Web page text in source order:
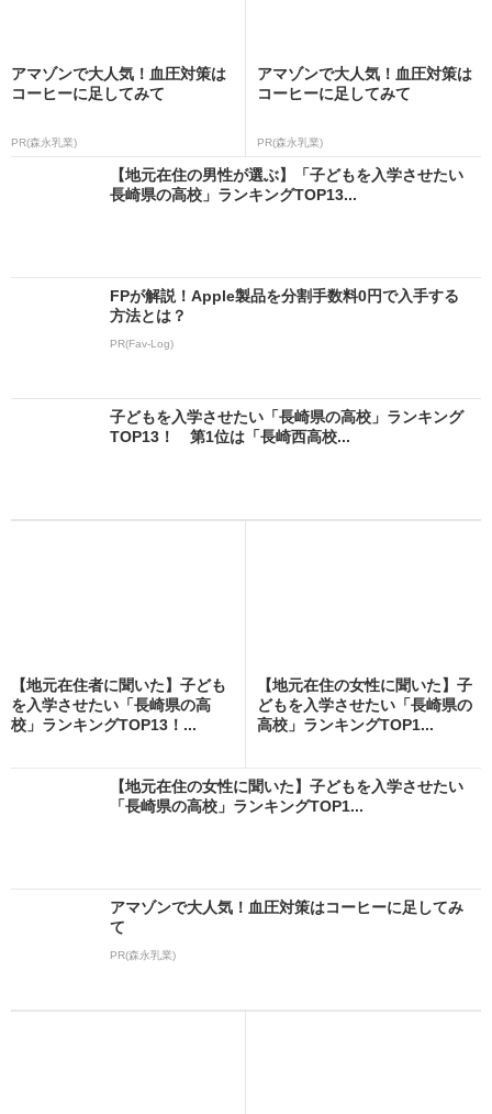
アマゾンで大人気！血圧対策は
コーヒーに足してみて
PR(森永乳業)
アマゾンで大人気！血圧対策は
コーヒーに足してみて
PR(森永乳業)
【地元在住の男性が選ぶ】「子どもを入学させたい
長崎県の高校」ランキングTOP13...
FPが解説！Apple製品を分割手数料0円で入手する
方法とは？
PR(Fav-Log)
子どもを入学させたい「長崎県の高校」ランキング
TOP13！ 第1位は「長崎西高校...
【地元在住者に聞いた】子ども
を入学させたい「長崎県の高
校」ランキングTOP13！...
【地元在住の女性に聞いた】子
どもを入学させたい「長崎県の
高校」ランキングTOP1...
【地元在住の女性に聞いた】子どもを入学させたい
「長崎県の高校」ランキングTOP1...
アマゾンで大人気！血圧対策はコーヒーに足してみ
て
PR(森永乳業)